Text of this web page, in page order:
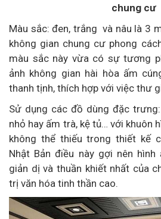
chung cư
Màu sắc: đen, trắng và nâu là 3
không gian chung cư phong
màu sắc này vừa có sự tương
ảnh không gian hài hòa ấm
thanh tịnh, thích hợp với việc thư
Sử dụng các đồ dùng đặc
nhỏ hay ấm trà, kệ tủ… với khuôn
không thể thiếu trong thiết kế
Nhật Bản điều này gợi nên
giản dị và thuần khiết nhất của
trị văn hóa tinh thần cao.